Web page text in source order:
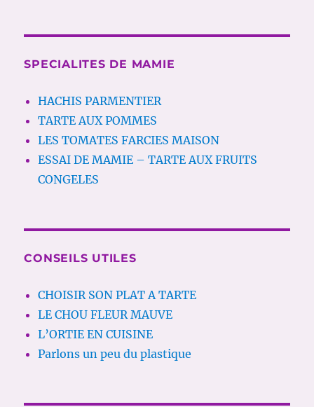
SPECIALITES DE MAMIE
HACHIS PARMENTIER
TARTE AUX POMMES
LES TOMATES FARCIES MAISON
ESSAI DE MAMIE – TARTE AUX FRUITS
CONGELES
CONSEILS UTILES
CHOISIR SON PLAT A TARTE
LE CHOU FLEUR MAUVE
L’ORTIE EN CUISINE
Parlons un peu du plastique